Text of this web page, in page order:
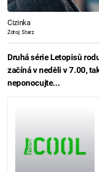
Cizinka
Zdroj: Starz
Druhá série Letopisů
začíná v neděli v 7.00,
neponocujte...